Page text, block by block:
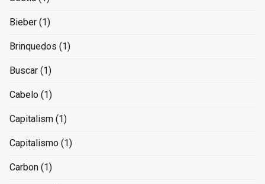
Bieber (1)
Brinquedos (1)
Buscar (1)
Cabelo (1)
Capitalism (1)
Capitalismo (1)
Carbon (1)